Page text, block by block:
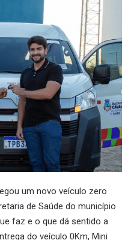
um novo veículo zero
de Saúde do município
faz e o que dá sentido a
do veículo 0Km, Mini